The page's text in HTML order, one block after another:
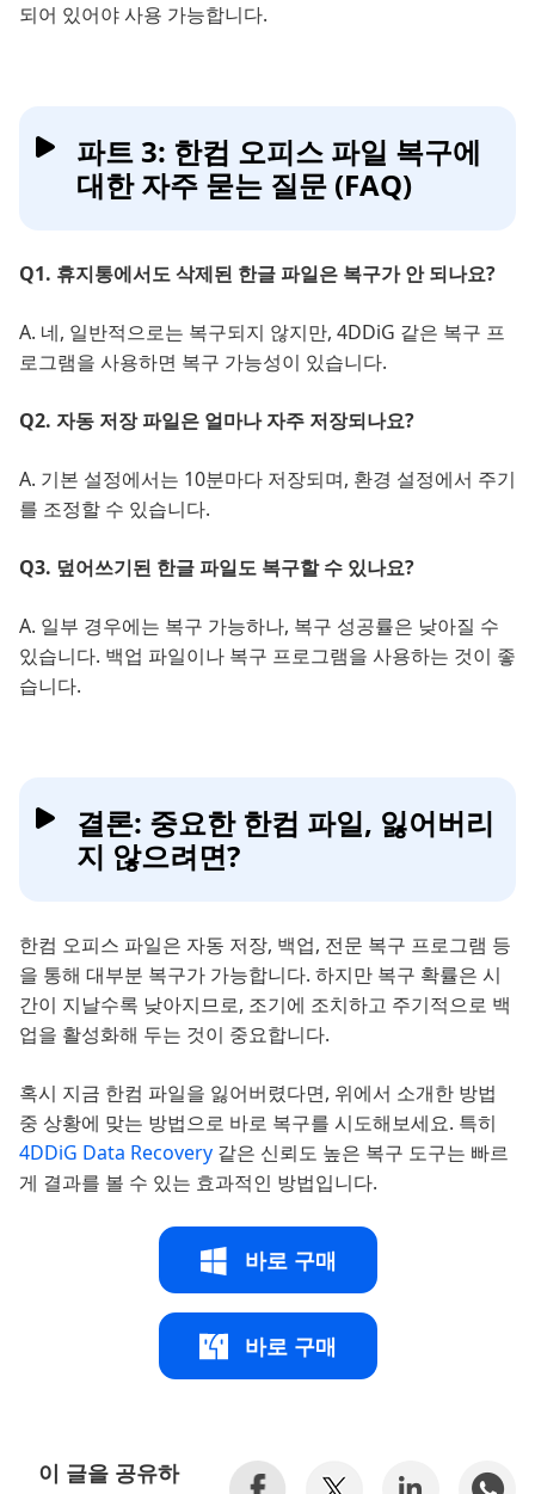
되어 있어야 사용 가능합니다.
파트 3: 한컴 오피스 파일 복구에
대한 자주 묻는 질문 (FAQ)
Q1. 휴지통에서도 삭제된 한글 파일은 복구가 안 되나요?
A. 네, 일반적으로는 복구되지 않지만, 4DDiG 같은 복구 프
로그램을 사용하면 복구 가능성이 있습니다.
Q2. 자동 저장 파일은 얼마나 자주 저장되나요?
A. 기본 설정에서는 10분마다 저장되며, 환경 설정에서 주기
를 조정할 수 있습니다.
Q3. 덮어쓰기된 한글 파일도 복구할 수 있나요?
A. 일부 경우에는 복구 가능하나, 복구 성공률은 낮아질 수
있습니다. 백업 파일이나 복구 프로그램을 사용하는 것이 좋
습니다.
결론: 중요한 한컴 파일, 잃어버리
지 않으려면?
한컴 오피스 파일은 자동 저장, 백업, 전문 복구 프로그램 등
을 통해 대부분 복구가 가능합니다. 하지만 복구 확률은 시
간이 지날수록 낮아지므로, 조기에 조치하고 주기적으로 백
업을 활성화해 두는 것이 중요합니다.
혹시 지금 한컴 파일을 잃어버렸다면, 위에서 소개한 방법
중 상황에 맞는 방법으로 바로 복구를 시도해보세요. 특히
4DDiG Data Recovery 같은 신뢰도 높은 복구 도구는 빠르
게 결과를 볼 수 있는 효과적인 방법입니다.
바로 구매
바로 구매
이 글을 공유하